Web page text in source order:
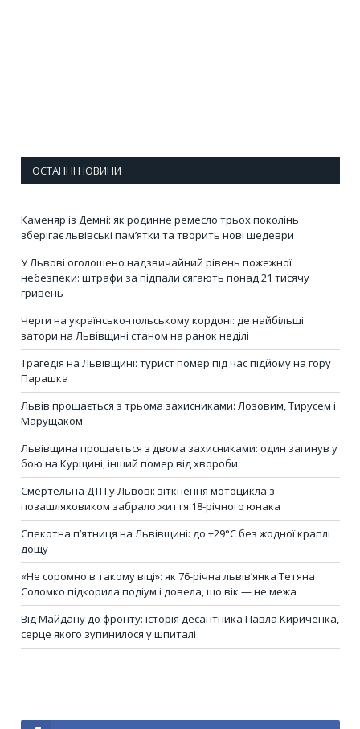
ОСТАННІ НОВИНИ
Каменяр із Демні: як родинне ремесло трьох поколінь
зберігає львівські пам’ятки та творить нові шедеври
У Львові оголошено надзвичайний рівень пожежної
небезпеки: штрафи за підпали сягають понад 21 тисячу
гривень
Черги на українсько-польському кордоні: де найбільші
затори на Львівщині станом на ранок неділі
Трагедія на Львівщині: турист помер під час підйому на гору
Парашка
Львів прощається з трьома захисниками: Лозовим, Тирусем і
Марущаком
Львівщина прощається з двома захисниками: один загинув у
бою на Курщині, інший помер від хвороби
Смертельна ДТП у Львові: зіткнення мотоцикла з
позашляховиком забрало життя 18-річного юнака
Спекотна п’ятниця на Львівщині: до +29°C без жодної краплі
дощу
«Не соромно в такому віці»: як 76-річна львів’янка Тетяна
Соломко підкорила подіум і довела, що вік — не межа
Від Майдану до фронту: історія десантника Павла Кириченка,
серце якого зупинилося у шпиталі